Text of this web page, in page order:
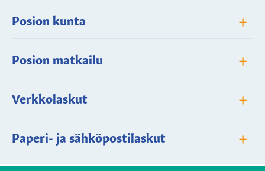
Posion kunta +
Posion matkailu +
Verkkolaskut +
Paperi- ja sähköpostilaskut +